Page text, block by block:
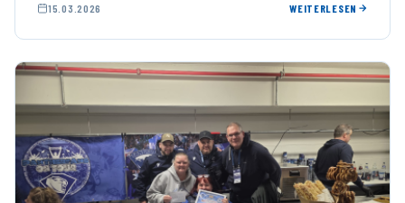
15.03.2026 WEITERLESEN